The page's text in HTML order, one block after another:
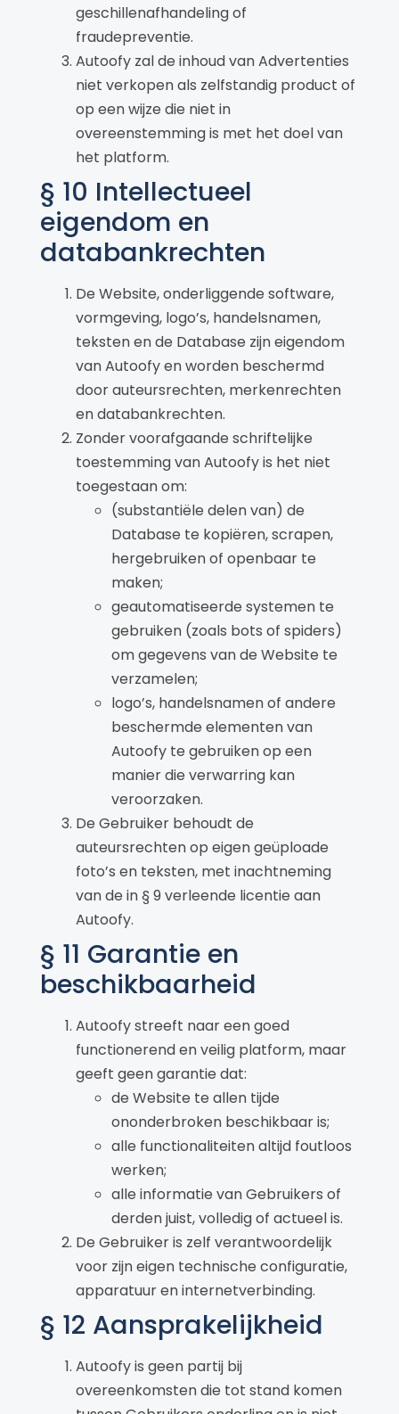
geschillenafhandeling of
fraudepreventie.
Autoofy zal de inhoud van Advertenties
niet verkopen als zelfstandig product of
op een wijze die niet in
overeenstemming is met het doel van
het platform.
§ 10 Intellectueel
eigendom en
databankrechten
De Website, onderliggende software,
vormgeving, logo’s, handelsnamen,
teksten en de Database zijn eigendom
van Autoofy en worden beschermd
door auteursrechten, merkenrechten
en databankrechten.
Zonder voorafgaande schriftelijke
toestemming van Autoofy is het niet
toegestaan om:
(substantiële delen van) de
Database te kopiëren, scrapen,
hergebruiken of openbaar te
maken;
geautomatiseerde systemen te
gebruiken (zoals bots of spiders)
om gegevens van de Website te
verzamelen;
logo’s, handelsnamen of andere
beschermde elementen van
Autoofy te gebruiken op een
manier die verwarring kan
veroorzaken.
De Gebruiker behoudt de
auteursrechten op eigen geüploade
foto’s en teksten, met inachtneming
van de in § 9 verleende licentie aan
Autoofy.
§ 11 Garantie en
beschikbaarheid
Autoofy streeft naar een goed
functionerend en veilig platform, maar
geeft geen garantie dat:
de Website te allen tijde
ononderbroken beschikbaar is;
alle functionaliteiten altijd foutloos
werken;
alle informatie van Gebruikers of
derden juist, volledig of actueel is.
De Gebruiker is zelf verantwoordelijk
voor zijn eigen technische configuratie,
apparatuur en internetverbinding.
§ 12 Aansprakelijkheid
Autoofy is geen partij bij
overeenkomsten die tot stand komen